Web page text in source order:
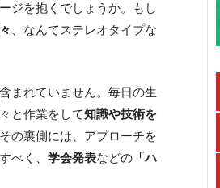
ジを抱くでしょうか。もし
、なんてステレオタイプな
まれていません。毎日の生
と作業をして知識や技術を
の裏側には、アプローチを
べく、学会発表などの 「ハ